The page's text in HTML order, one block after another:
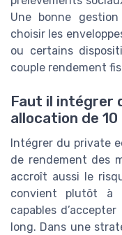
Une bonne
choisir les
ou certains
couple rendement
Faut il intégrer
allocation de 10
Intégrer du private
de rendement des
accroît aussi le
convient plutôt à
capables
long. Dans une